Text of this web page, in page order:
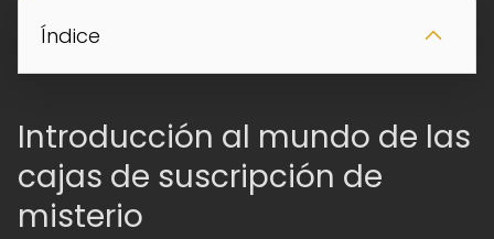
Índice
Introducción al mundo de las
cajas de suscripción de
misterio